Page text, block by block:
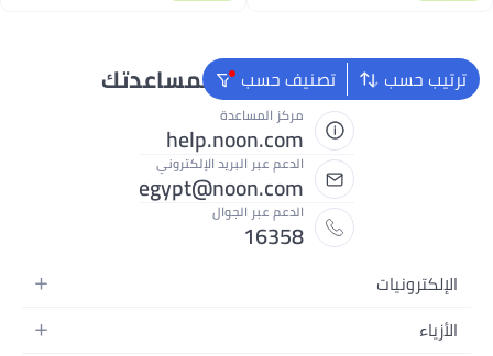
ترتيب حسب تصنيف حسب
نحن دائماً جاهزون لمساعدتك
مركز المساعدة
help.noon.com
الدعم عبر البريد الإلكتروني
egypt@noon.com
الدعم عبر الجوال
16358
الإلكترونيات
الهواتف المتحركة
الأزياء